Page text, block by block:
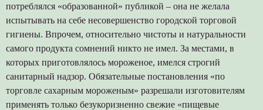
потреблялся «образованной» публикой – она не желала
испытывать на себе несовершенство городской торговой
гигиены. Впрочем, относительно чистоты и натуральности
самого продукта сомнений никто не имел. За местами, в
которых приготовлялось мороженое, имелся строгий
санитарный надзор. Обязательные постановления «по
торговле сахарным мороженым» разрешали изготовителям
применять только безукоризненно свежие «пищевые